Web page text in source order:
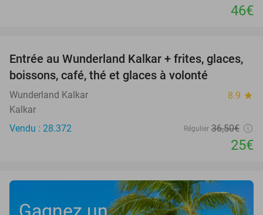
46€
32%
Entrée au Wunderland Kalkar + frites, glaces,
boissons, café, thé et glaces à volonté
Wunderland Kalkar 8.9 star
Kalkar
Vendu : 28.372
Régulier 36,50€
25€